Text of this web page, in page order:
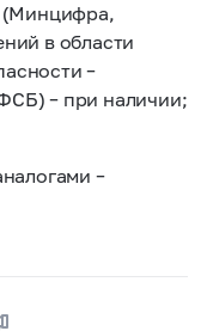
(Минцифра,
в области
–
– при наличии;
–